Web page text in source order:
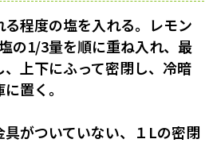
程度の塩を入れる。レモン
の1/3量を順に重ね入れ、最
上下にふって密閉し、冷暗
置く。
がついていない、１Lの密閉